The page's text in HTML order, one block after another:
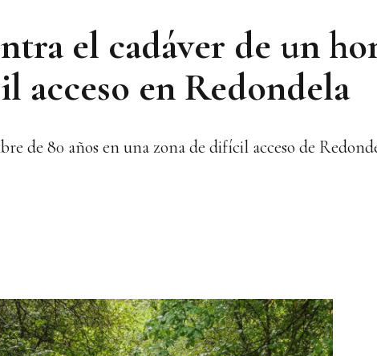
el cadáver de un
acceso en Redondela
de 80 años en una zona de difícil acceso de